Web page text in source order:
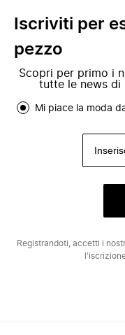
Iscriviti per
pezzo
Scopri per primo i
tutte le news di
Mi piace la moda
Registrandoti, accetti i